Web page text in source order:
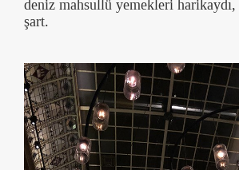
deniz mahsullü yemekleri harikaydı,
şart.